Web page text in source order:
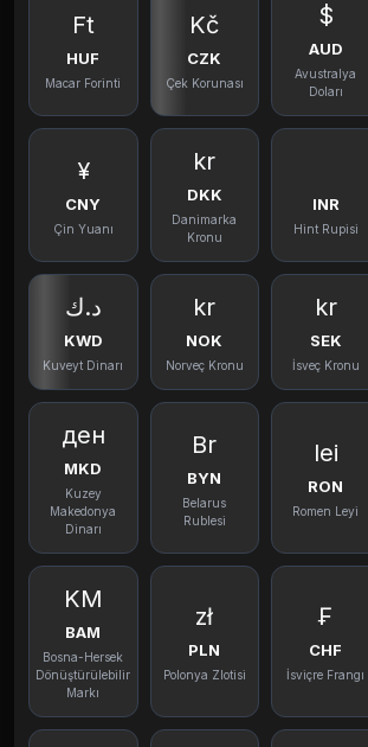
Ft
HUF
Macar Forinti
Kč
CZK
Çek Korunası
$
AUD
Avustralya
Doları
¥
CNY
Çin Yuanı
kr
DKK
Danimarka
Kronu
INR
Hint Rupisi
د.ك
KWD
Kuveyt Dinarı
kr
NOK
Norveç Kronu
kr
SEK
İsveç Kronu
ден
MKD
Kuzey
Makedonya
Dinarı
Br
BYN
Belarus
Rublesi
lei
RON
Romen Leyi
KM
BAM
Bosna-Hersek
Dönüştürülebilir
Markı
zł
PLN
Polonya Zlotisi
₣
CHF
İsviçre Frangı